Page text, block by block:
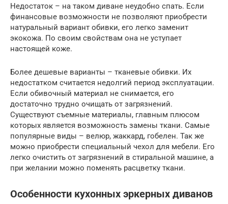
Недостаток – на таком диване неудобно спать. Если
финансовые возможности не позволяют приобрести
натуральный вариант обивки, его легко заменит
экокожа. По своим свойствам она не уступает
настоящей коже.
Более дешевые варианты – тканевые обивки. Их
недостатком считается недолгий период эксплуатации.
Если обивочный материал не снимается, его
достаточно трудно очищать от загрязнений.
Существуют съемные материалы, главным плюсом
которых является возможность замены ткани. Самые
популярные виды – велюр, жаккард, гобелен. Так же
можно приобрести специальный чехол для мебели. Его
легко очистить от загрязнений в стиральной машине, а
при желании можно поменять расцветку ткани.
Особенности кухонных эркерных диванов